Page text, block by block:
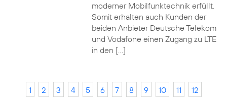
moderner Mobilfunktechnik erfüllt.
Somit erhalten auch Kunden der
beiden Anbieter Deutsche Telekom
und Vodafone einen Zugang zu LTE
in den […]
1 2 3 4 5 6 7 8 9 10 11
12